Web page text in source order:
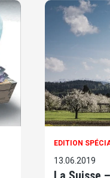
EDITION
13.06.2019